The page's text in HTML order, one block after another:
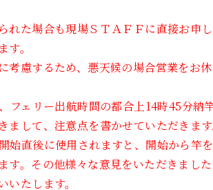
れた場合も現場ＳＴＡＦＦに直接お申し
。
考慮するため、悪天候の場合営業を
フェリー出航時間の都合上14時45分納
まして、注意点を書かせていただき
始直後に使用されますと、開始から竿
す。その他様々な意見をいただきまし
たします。